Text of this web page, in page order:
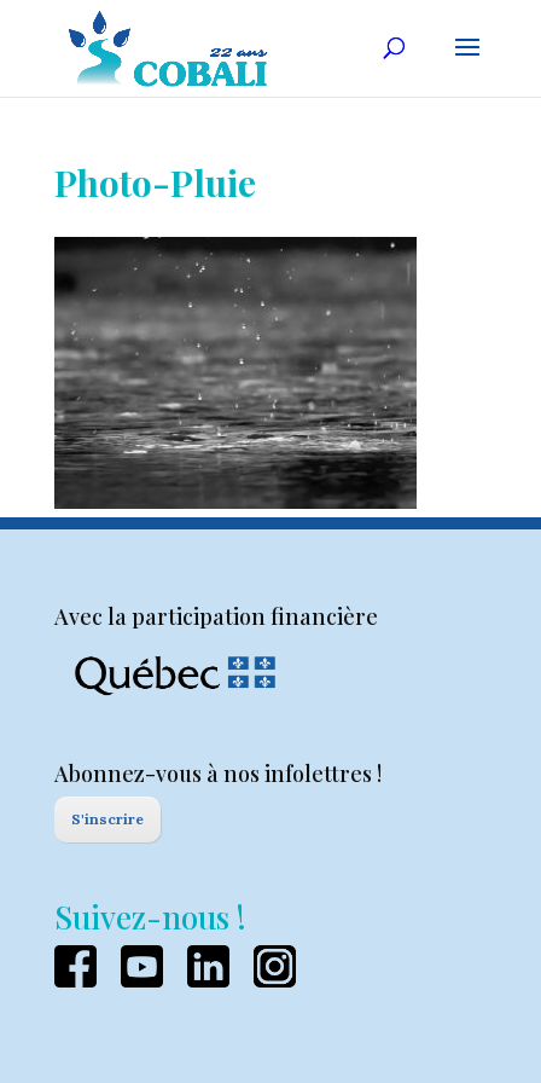
Photo-Pluie
Avec la participation financière
Abonnez-vous à nos infolettres !
S'inscrire
Suivez-nous !